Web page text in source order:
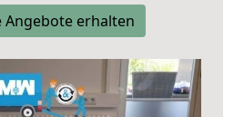
Angebote erhalten